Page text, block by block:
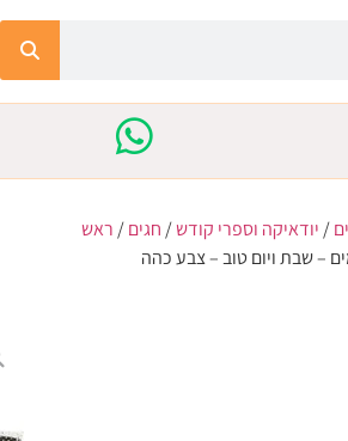
/ יודאיקה וספרי קודש/ חגים/ ראש
– שבת ויום טוב – צבע כהה